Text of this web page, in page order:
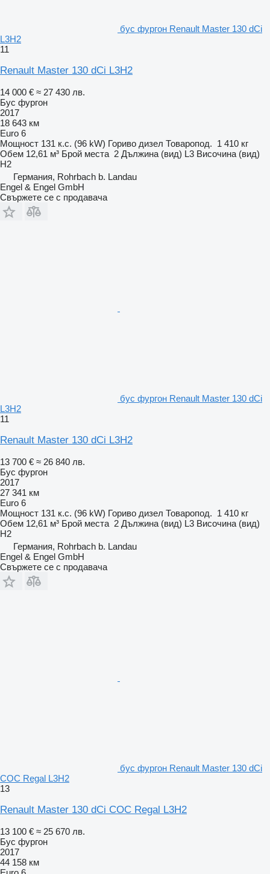
бус фургон Renault Master 130 dCi
L3H2
11
Renault Master 130 dCi L3H2
14 000 € ≈ 27 430 лв.
Бус фургон
2017
18 643 км
Euro 6
Мощност 131 к.с. (96 kW) Гориво дизел Товаропод. 1 410 кг
Обем 12,61 м³ Брой места 2 Дължина (вид) L3 Височина (вид)
H2
Германия, Rohrbach b. Landau
Engel & Engel GmbH
Свържете се с продавача
бус фургон Renault Master 130 dCi
L3H2
11
Renault Master 130 dCi L3H2
13 700 € ≈ 26 840 лв.
Бус фургон
2017
27 341 км
Euro 6
Мощност 131 к.с. (96 kW) Гориво дизел Товаропод. 1 410 кг
Обем 12,61 м³ Брой места 2 Дължина (вид) L3 Височина (вид)
H2
Германия, Rohrbach b. Landau
Engel & Engel GmbH
Свържете се с продавача
бус фургон Renault Master 130 dCi
COC Regal L3H2
13
Renault Master 130 dCi COC Regal L3H2
13 100 € ≈ 25 670 лв.
Бус фургон
2017
44 158 км